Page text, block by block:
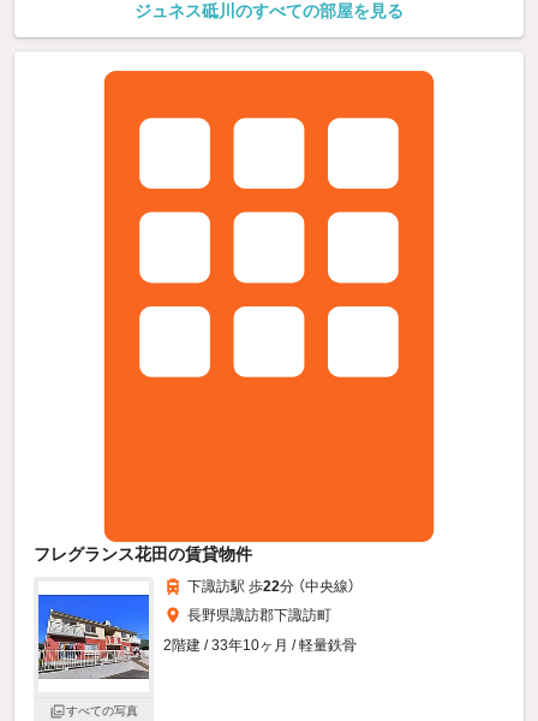
ジュネス砥川のすべての部屋を見る
フレグランス花田の賃貸物件
すべての写真
下諏訪駅 歩22分 （中央線）
長野県諏訪郡下諏訪町
2階建 / 33年10ヶ月 / 軽量鉄骨